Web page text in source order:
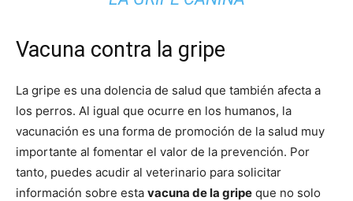
Perros
–
Vacuna contra la gripe
La gripe es una dolencia de salud que también afecta a
los perros. Al igual que ocurre en los humanos, la
vacunación es una forma de promoción de la salud muy
importante al fomentar el valor de la prevención. Por
tanto, puedes acudir al veterinario para solicitar
información sobre esta vacuna de la gripe que no solo